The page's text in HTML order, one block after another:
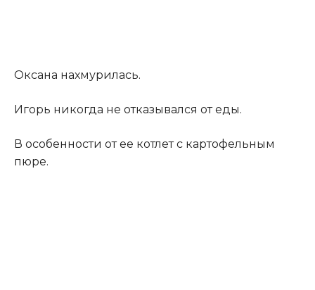
Оксана нахмурилась.
Игорь никогда не отказывался от еды.
В особенности от ее котлет с картофельным
пюре.